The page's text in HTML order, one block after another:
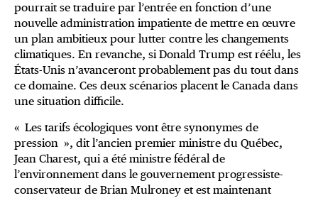
pourrait se traduire par l’entrée en fonction d’une
nouvelle administration impatiente de mettre en œuvre
un plan ambitieux pour lutter contre les changements
climatiques. En revanche, si Donald Trump est réélu, les
États-Unis n’avanceront probablement pas du tout dans
ce domaine. Ces deux scénarios placent le Canada dans
une situation difficile.
« Les tarifs écologiques vont être synonymes de
pression », dit l’ancien premier ministre du Québec,
Jean Charest, qui a été ministre fédéral de
l’environnement dans le gouvernement progressiste-
conservateur de Brian Mulroney et est maintenant